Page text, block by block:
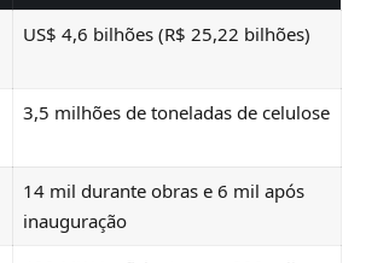
US$ 4,6 bilhões (R$ 25,22 bilhões)
3,5 milhões de toneladas de celulose
14 mil durante obras e 6 mil após
inauguração